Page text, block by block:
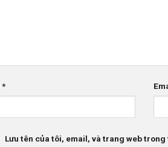
*
Lưu tên của tôi, email, và trang web